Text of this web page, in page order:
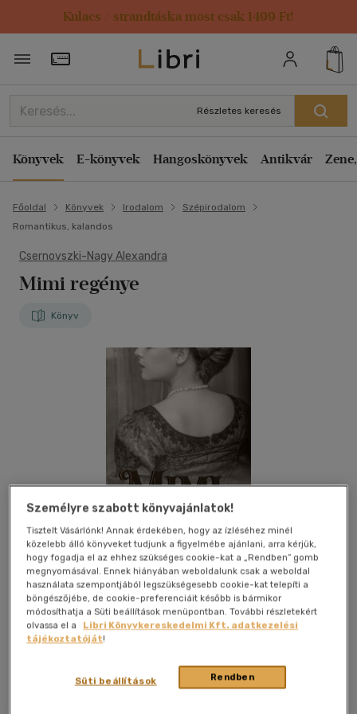
Kulacs / strandtáska most csak 1499 Ft!
Törzsvásárlói Kártya adatai
Részletes keresés
Könyvek E-könyvek Hangoskönyvek Antikvár
Főoldal Könyvek Irodalom
Szépirodalom
Romantikus, kalandos
Csernovszki-Nagy Alexandra
Mimi regénye
Könyv
Kívánságlistához adom Megosztom
Newline Kiadó|2020|magyar nyelvű|puhatáblás
Személyre szabott könyvajánlatok!
Tisztelt Vásárlónk! Annak érdekében, hogy az ízléséhez minél
közelebb álló könyveket tudjunk a figyelmébe ajánlani, arra kérjük,
hogy fogadja el az ehhez szükséges cookie-kat a „Rendben” gomb
megnyomásával. Ennek hiányában weboldalunk csak a weboldal
használata szempontjából legszükségesebb cookie-kat telepíti a
böngészőjébe, de cookie-preferenciáit később is bármikor
módosíthatja a Süti beállítások menüpontban. További részletekért
olvassa el a
Libri Könyvkereskedelmi Kft. adatkezelési
tájékoztatóját!
Rendben
Süti beállítások